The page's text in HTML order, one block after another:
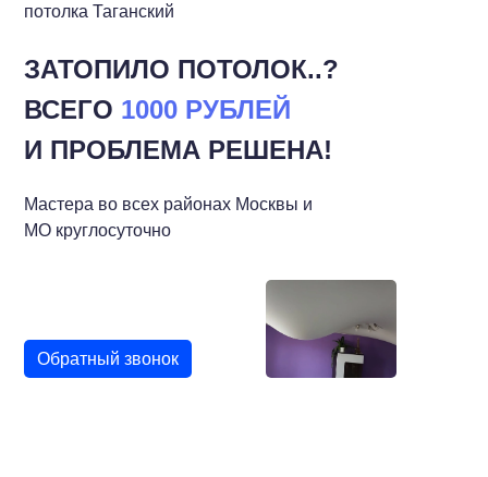
потолка Таганский
ЗАТОПИЛО ПОТОЛОК..?
ВСЕГО 1000 РУБЛЕЙ
И ПРОБЛЕМА РЕШЕНА!
Мастера во всех районах Москвы и
МО круглосуточно
Обратный звонок